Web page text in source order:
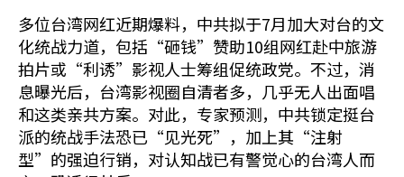
多位台湾网红近期爆料，中共拟于7月加大对台的文
化统战力道，包括“砸钱”赞助10组网红赴中旅游
拍片或“利诱”影视人士筹组促统政党。不过，消
息曝光后，台湾影视圈自清者多，几乎无人出面唱
和这类亲共方案。对此，专家预测，中共锁定挺台
派的统战手法恐已“见光死”，加上其“注射
型”的强迫行销，对认知战已有警觉心的台湾人而